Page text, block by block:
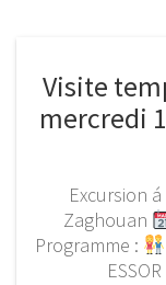
Visite
mercredi
Excursion
Zaghouan
Programme :
ESSOR